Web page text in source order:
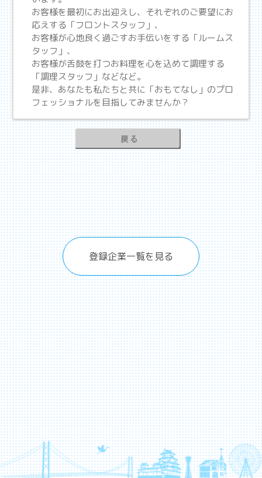
お客様を最初にお出迎えし、それぞれのご要望にお
応えする「フロントスタッフ」、
お客様が心地良く過ごすお手伝いをする「ルームス
タッフ」、
お客様が舌鼓を打つお料理を心を込めて調理する
「調理スタッフ」などなど。
是非、あなたも私たちと共に「おもてなし」のプロ
フェッショナルを目指してみませんか？
登録企業一覧を見る